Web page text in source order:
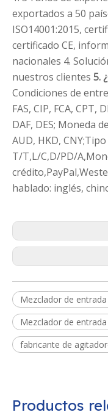
exportados a 50
ISO14001:2015,
certificado CE,
nacionales 4.
nuestros clientes 5.
Condiciones de
FAS, CIP, FCA,
DAF, DES; Moneda
AUD, HKD,
T/T,L/C,D/PD/
hablado: inglés,
Mezclador de
Mezclador de
fabricante de
Productos